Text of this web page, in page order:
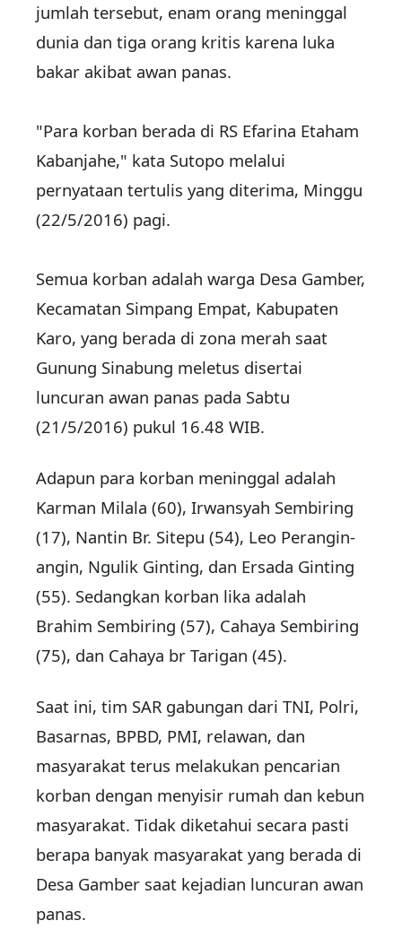
jumlah tersebut, enam orang meninggal
dunia dan tiga orang kritis karena luka
bakar akibat awan panas.
"Para korban berada di RS Efarina Etaham
Kabanjahe," kata Sutopo melalui
pernyataan tertulis yang diterima, Minggu
(22/5/2016) pagi.
Semua korban adalah warga Desa Gamber,
Kecamatan Simpang Empat, Kabupaten
Karo, yang berada di zona merah saat
Gunung Sinabung meletus disertai
luncuran awan panas pada Sabtu
(21/5/2016) pukul 16.48 WIB.
Adapun para korban meninggal adalah
Karman Milala (60), Irwansyah Sembiring
(17), Nantin Br. Sitepu (54), Leo Perangin-
angin, Ngulik Ginting, dan Ersada Ginting
(55). Sedangkan korban lika adalah
Brahim Sembiring (57), Cahaya Sembiring
(75), dan Cahaya br Tarigan (45).
Saat ini, tim SAR gabungan dari TNI, Polri,
Basarnas, BPBD, PMI, relawan, dan
masyarakat terus melakukan pencarian
korban dengan menyisir rumah dan kebun
masyarakat. Tidak diketahui secara pasti
berapa banyak masyarakat yang berada di
Desa Gamber saat kejadian luncuran awan
panas.